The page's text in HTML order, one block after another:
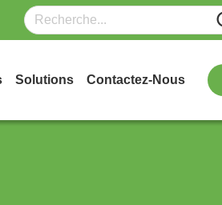
Solutions Contactez-Nous